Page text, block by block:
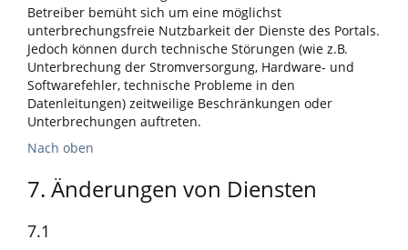
Betreiber bemüht sich um eine möglichst
unterbrechungsfreie Nutzbarkeit der Dienste des Portals.
Jedoch können durch technische Störungen (wie z.B.
Unterbrechung der Stromversorgung, Hardware- und
Softwarefehler, technische Probleme in den
Datenleitungen) zeitweilige Beschränkungen oder
Unterbrechungen auftreten.
Nach oben
7. Änderungen von Diensten
7.1